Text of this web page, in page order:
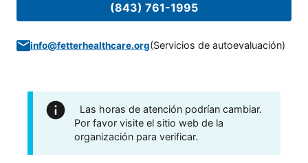
(843) 761-1995
info@fetterhealthcare.org(Servicios de autoevaluación)
Las horas de atención podrían cambiar.
Por favor visite el sitio web de la
organización para verificar.